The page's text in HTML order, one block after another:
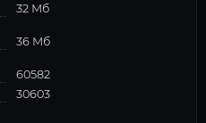
32 Мб
36 Мб
60582
30603